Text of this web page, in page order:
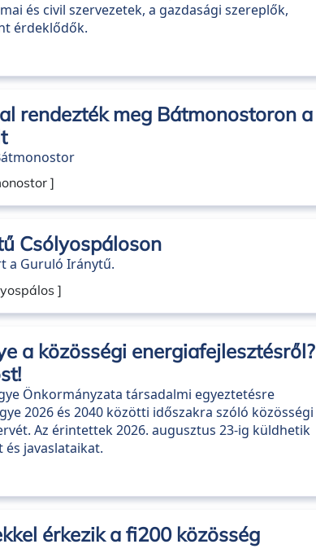
és civil szervezetek, a gazdasági szereplők,
érdeklődők.
rendezték meg Bátmonostoron a
]
Csólyospáloson
a Guruló Iránytű.
]
a közösségi energiafejlesztésről?
Önkormányzata társadalmi egyeztetésre
2026 és 2040 közötti időszakra szóló közösségi
Az érintettek 2026. augusztus 23-ig küldhetik
és javaslataikat.
érkezik a fi200 közösség